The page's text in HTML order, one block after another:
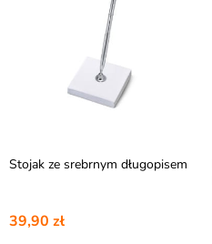
Stojak ze srebrnym długopisem
39,90 zł